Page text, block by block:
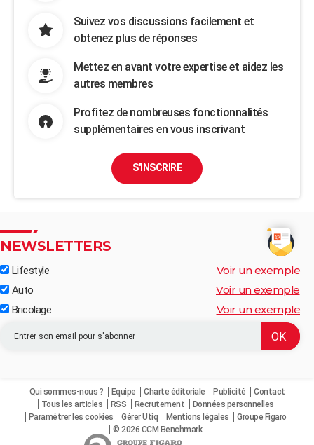
Suivez vos discussions facilement et
obtenez plus de réponses
Mettez en avant votre expertise et aidez les
autres membres
Profitez de nombreuses fonctionnalités
supplémentaires en vous inscrivant
S'INSCRIRE
NEWSLETTERS
Lifestyle Voir un exemple
Auto Voir un exemple
Bricolage Voir un exemple
Qui sommes-nous ? Equipe Charte éditoriale Publicité
Contact
Tous les articles
RSS Recrutement
Données personnelles
Paramétrer les cookies
Gérer Utiq Mentions légales
Groupe Figaro
© 2026 CCM Benchmark